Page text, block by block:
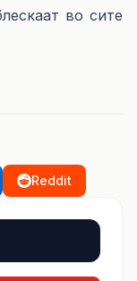
во сите
Reddit